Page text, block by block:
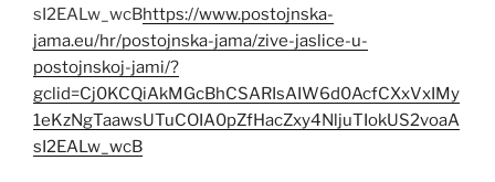
sI2EALw_wcBhttps://www.postojnska-
jama.eu/hr/postojnska-jama/zive-jaslice-u-
postojnskoj-jami/?
gclid=Cj0KCQiAkMGcBhCSARIsAIW6d0AcfCXxVxIMy
1eKzNgTaawsUTuCOIA0pZfHacZxy4NljuTIokUS2voaA
sI2EALw_wcB